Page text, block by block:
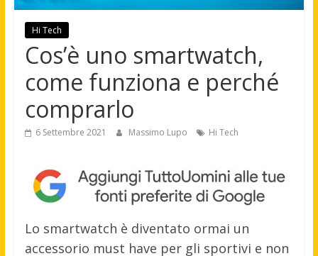
Hi Tech
Cos’è uno smartwatch,
come funziona e perché
comprarlo
6 Settembre 2021 Massimo Lupo Hi Tech
Lo smartwatch è diventato ormai un
accessorio must have per gli sportivi e non